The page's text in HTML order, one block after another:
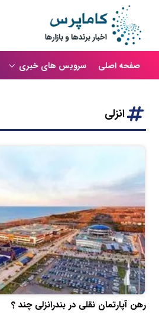
صفحه اصلی سرویس های خبری
انزلی
رهن آپارتمان نقلی در بندرانزلی چند ؟